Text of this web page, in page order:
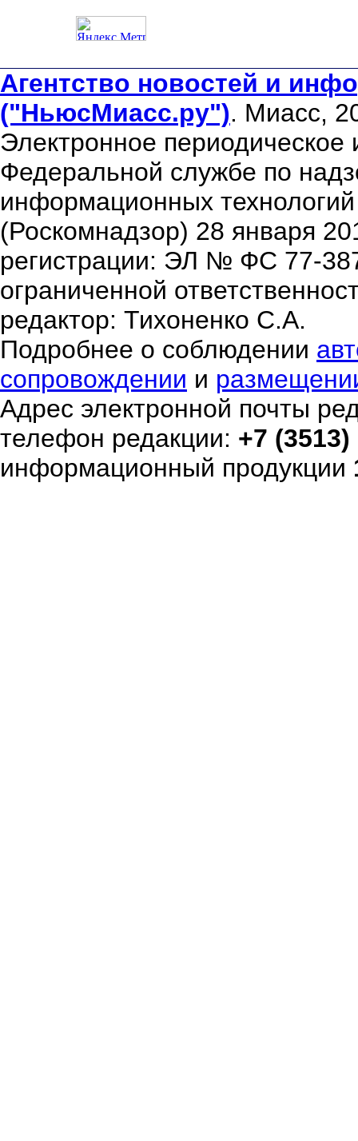
Агентство новостей и
("НьюсМиасс.ру"). Миасс,
Электронное периодическое
Федеральной службе по
информационных
(Роскомнадзор) 28 января
регистрации: ЭЛ № ФС 77-
ограниченной
редактор: Тихоненко С.А.
Подробнее о соблюдении
сопровождении и
Адрес электронной почты
телефон редакции: +7
информационный продукции